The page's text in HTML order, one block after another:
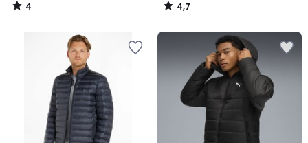
4
/
4,7
/